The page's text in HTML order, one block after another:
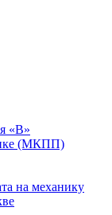
«В»
(МКПП)
на механику